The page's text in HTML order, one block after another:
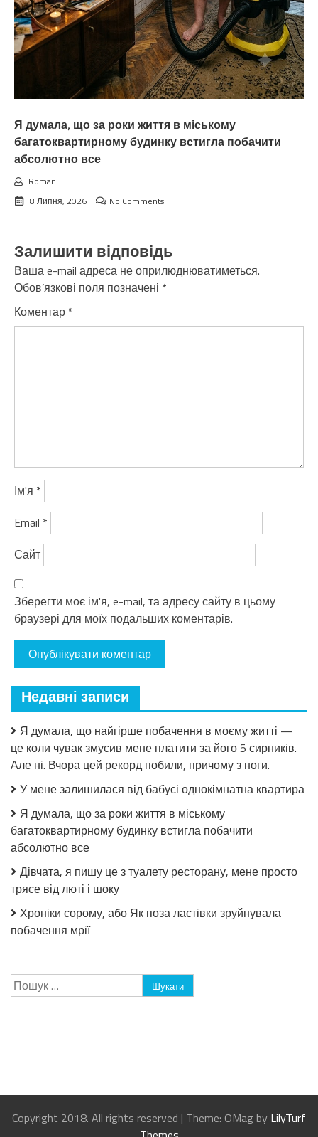
Я думала, що за роки життя в міському
багатоквартирному будинку встигла побачити
абсолютно все
Roman
8 Липня, 2026
No Comments
Залишити відповідь
Ваша e-mail адреса не оприлюднюватиметься.
Обов’язкові поля позначені *
Коментар *
Ім'я *
Email *
Сайт
Зберегти моє ім'я, e-mail, та адресу сайту в цьому
браузері для моїх подальших коментарів.
Недавні записи
Я думала, що найгірше побачення в моєму житті —
це коли чувак змусив мене платити за його 5 сирників.
Але ні. Вчора цей рекорд побили, причому з ноги.
У мене залишилася від бабусі однокімнатна квартира
Я думала, що за роки життя в міському
багатоквартирному будинку встигла побачити
абсолютно все
Дівчата, я пишу це з туалету ресторану, мене просто
трясе від люті і шоку
Хроніки сорому, або Як поза ластівки зруйнувала
побачення мрії
Пошук:
Copyright 2018. All rights reserved | Theme: OMag by LilyTurf